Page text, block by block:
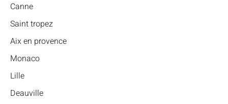
Canne
Saint tropez
Aix en provence
Monaco
Lille
Deauville